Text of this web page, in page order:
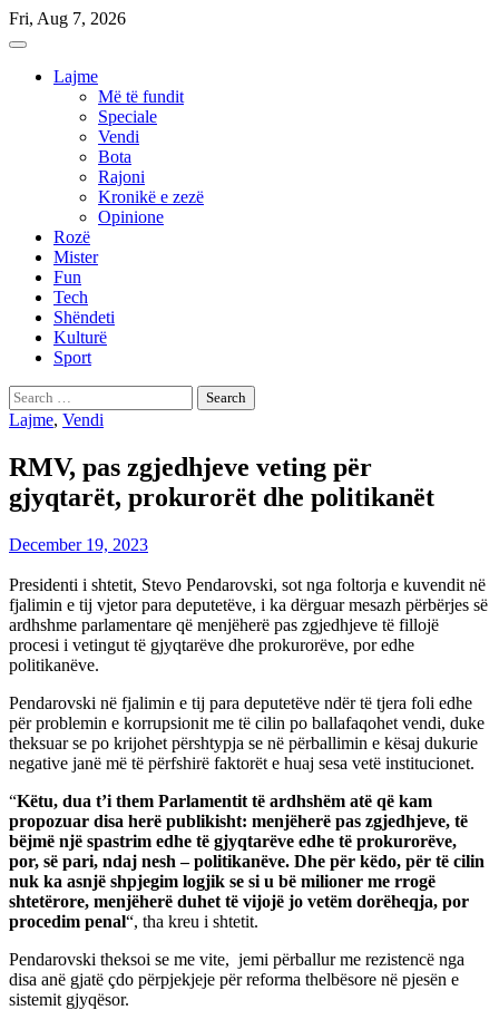
Skip
to
Fri, Aug 7, 2026
Lajme
Më të fundit
Speciale
Vendi
Bota
Rajoni
Kronikë e zezë
Opinione
Rozë
Mister
Fun
Tech
Shëndeti
Kulturë
Sport
Search
for:
Lajme, Vendi
RMV, pas zgjedhjeve veting për
gjyqtarët, prokurorët dhe politikanët
December 19, 2023
Presidenti i shtetit, Stevo Pendarovski, sot nga foltorja e kuvendit në
fjalimin e tij vjetor para deputetëve, i ka dërguar mesazh përbërjes së
ardhshme parlamentare që menjëherë pas zgjedhjeve të fillojë
procesi i vetingut të gjyqtarëve dhe prokurorëve, por edhe
politikanëve.
Pendarovski në fjalimin e tij para deputetëve ndër të tjera foli edhe
për problemin e korrupsionit me të cilin po ballafaqohet vendi, duke
theksuar se po krijohet përshtypja se në përballimin e kësaj dukurie
negative janë më të përfshirë faktorët e huaj sesa vetë institucionet.
“Këtu, dua t’i them Parlamentit të ardhshëm atë që kam
propozuar disa herë publikisht: menjëherë pas zgjedhjeve, të
bëjmë një spastrim edhe të gjyqtarëve edhe të prokurorëve,
por, së pari, ndaj nesh – politikanëve. Dhe për këdo, për të cilin
nuk ka asnjë shpjegim logjik se si u bë milioner me rrogë
shtetërore, menjëherë duhet të vijojë jo vetëm dorëheqja, por
procedim penal“, tha kreu i shtetit.
Pendarovski theksoi se me vite, jemi përballur me rezistencë nga
disa anë gjatë çdo përpjekjeje për reforma thelbësore në pjesën e
sistemit gjyqësor.